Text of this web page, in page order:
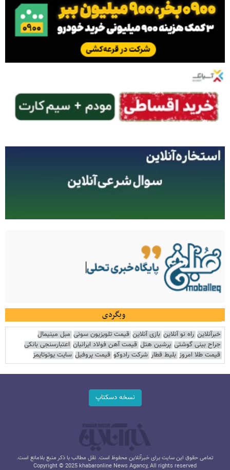
وبگردی
خبرآنلاین راه نو آنلاین بازی آنلاین قیمت تلویزیون سونی مبل مینیمال
جراح بینی گوشتی پرشین هتل قیمت آهن فولاد ایرانیان اعتبارسنجی بانکی
قیمت طلا امروز بلیط قطار شرکت رادوکو قیمت پروفیل سایت یوتوتایمز
نسخه دسکتاپ
تمامی حقوق این سایت برای خبرآنلاین محفوظ است. نقل مطالب با ذکر منبع بلامانع است.
Copyright © 2025 khabaronline News Agancy, All rights reserved